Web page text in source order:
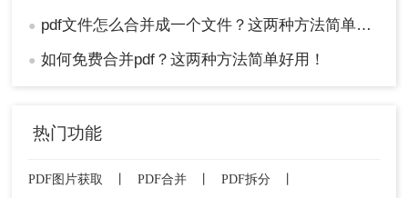
● pdf文件怎么合并成一个文件？这两种方法简单好用！
● 如何免费合并pdf？这两种方法简单好用！
热门功能
PDF图片获取 PDF合并 PDF拆分